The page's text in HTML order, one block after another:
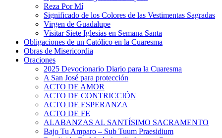
Reza Por Mí
Significado de los Colores de las Vestimentas Sagradas
Virgen de Guadalupe
Visitar Siete Iglesias en Semana Santa
Obligaciones de un Católico en la Cuaresma
Obras de Misericordia
Oraciones
2025 Devocionario Diario para la Cuaresma
A San José para protección
ACTO DE AMOR
ACTO DE CONTRICCIÓN
ACTO DE ESPERANZA
ACTO DE FE
ALABANZAS AL SANTÍSIMO SACRAMENTO
Bajo Tu Amparo – Sub Tuum Praesidium